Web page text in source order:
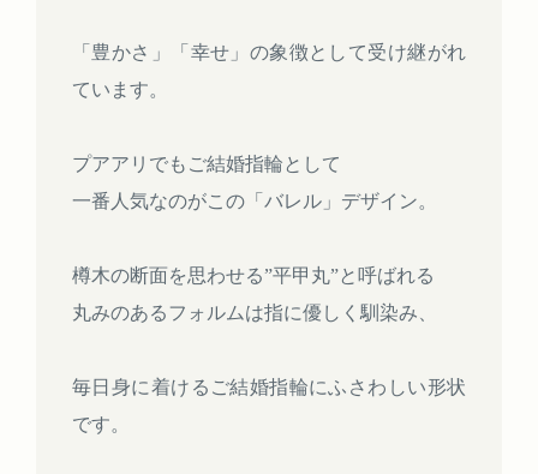
「豊かさ」「幸せ」の象徴として受け継がれ
ています。
プアアリでもご結婚指輪として
一番人気なのがこの「バレル」デザイン。
樽木の断面を思わせる”平甲丸”と呼ばれる
丸みのあるフォルムは指に優しく馴染み、
毎日身に着けるご結婚指輪にふさわしい形状
です。